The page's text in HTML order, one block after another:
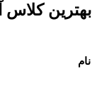
بهترین کلاس
نام